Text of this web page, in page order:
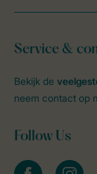
Service &
Bekijk de
neem contact op
Follow Us
facebook